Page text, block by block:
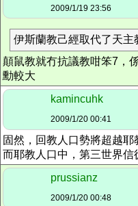
2009/1/19 23:56
伊斯蘭教己經取代了天主
顛鼠教就冇抗議教咁笨7，
勳較大
kamincuhk
2009/1/20 00:41
固然，回教人口勢將超越耶
而耶教人口中，第三世界信
prussianz
2009/1/20 00:48